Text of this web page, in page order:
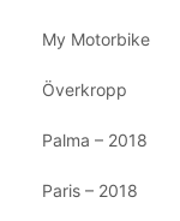
My Motorbike
Överkropp
Palma – 2018
Paris – 2018